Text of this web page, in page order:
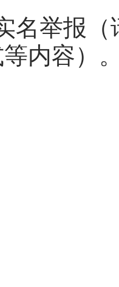
名举报
内容）